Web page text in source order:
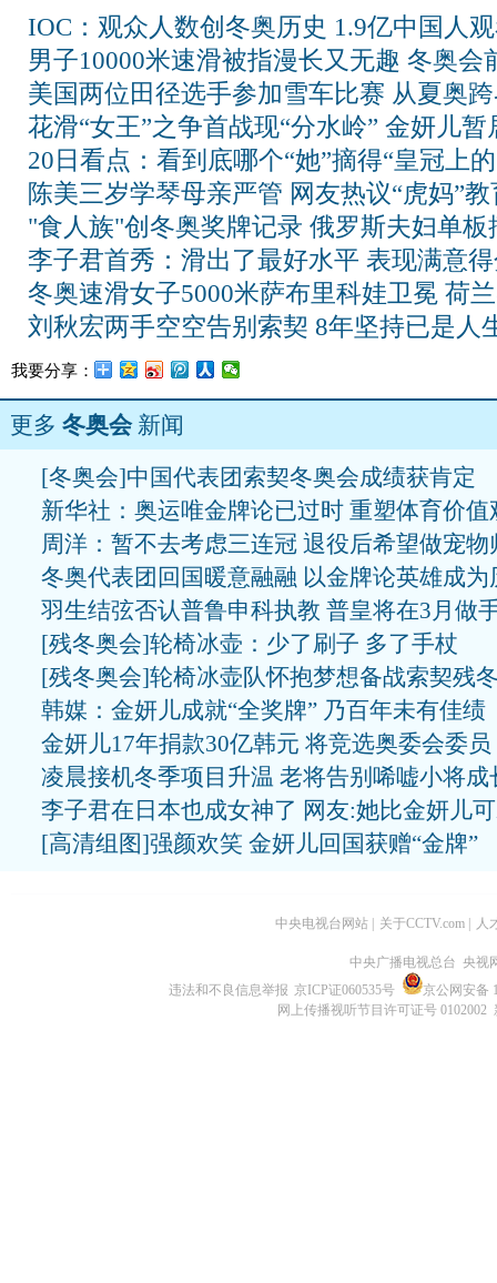
IOC：观众人数创冬奥历史 1.9亿中国人
男子10000米速滑被指漫长又无趣 冬奥会
美国两位田径选手参加雪车比赛 从夏奥
花滑“女王”之争首战现“分水岭” 金妍儿暂
20日看点：看到底哪个“她”摘得“皇冠上
陈美三岁学琴母亲严管 网友热议“虎妈”教
"食人族"创冬奥奖牌记录 俄罗斯夫妇单板
李子君首秀：滑出了最好水平 表现满意
冬奥速滑女子5000米萨布里科娃卫冕 荷
刘秋宏两手空空告别索契 8年坚持已是人
我要分享：
更多 冬奥会新闻
[冬奥会]中国代表团索契冬奥会成绩获肯定
新华社：奥运唯金牌论已过时 重塑体育价值
周洋：暂不去考虑三连冠 退役后希望做宠物
冬奥代表团回国暖意融融 以金牌论英雄成为
羽生结弦否认普鲁申科执教 普皇将在3月做
[残冬奥会]轮椅冰壶：少了刷子 多了手杖
[残冬奥会]轮椅冰壶队怀抱梦想备战索契残
韩媒：金妍儿成就“全奖牌” 乃百年未有佳绩
金妍儿17年捐款30亿韩元 将竞选奥委会委员
凌晨接机冬季项目升温 老将告别唏嘘小将成
李子君在日本也成女神了 网友:她比金妍儿
[高清组图]强颜欢笑 金妍儿回国获赠“金牌”
中央电视台网站 关于CCTV.com 人
中央广播电视总台 央视
违法和不良信息举报 京ICP证060535号
京公网安备
网上传播视听节目许可证号 0102002